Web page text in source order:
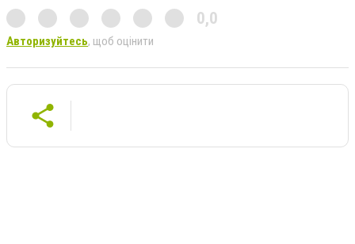
0,0
Авторизуйтесь, щоб оцінити